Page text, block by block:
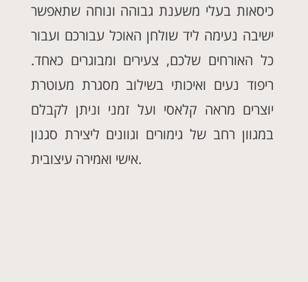
כיסאות בעלי משענת גבוהה ונוחה שתאפשר
ישיבה נעימה ליד שולחן האוכל עבורכם ועבור
כל האורחים שלכם, צעירים ומבוגרים כאחד.
ריפוד נעים ואיכותי בשילוב מסגרת מעוטרת
יוצרים מראה קלאסי ועל זמני וניתן לקבלם
במגוון רחב של גימורים וגוונים ליצירת סגנון
אישי ואמירה עיצובית.